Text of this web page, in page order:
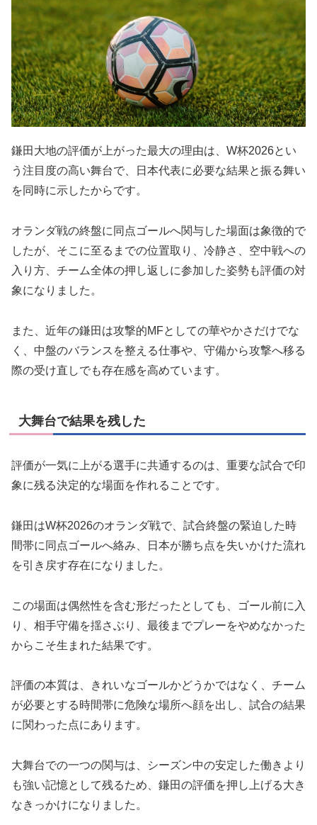
鎌田大地の評価が上がった最大の理由は、W杯2026とい
う注目度の高い舞台で、日本代表に必要な結果と振る舞い
を同時に示したからです。
オランダ戦の終盤に同点ゴールへ関与した場面は象徴的で
したが、そこに至るまでの位置取り、冷静さ、空中戦への
入り方、チーム全体の押し返しに参加した姿勢も評価の対
象になりました。
また、近年の鎌田は攻撃的MFとしての華やかさだけでな
く、中盤のバランスを整える仕事や、守備から攻撃へ移る
際の受け直しでも存在感を高めています。
大舞台で結果を残した
評価が一気に上がる選手に共通するのは、重要な試合で印
象に残る決定的な場面を作れることです。
鎌田はW杯2026のオランダ戦で、試合終盤の緊迫した時
間帯に同点ゴールへ絡み、日本が勝ち点を失いかけた流れ
を引き戻す存在になりました。
この場面は偶然性を含む形だったとしても、ゴール前に入
り、相手守備を揺さぶり、最後までプレーをやめなかった
からこそ生まれた結果です。
評価の本質は、きれいなゴールかどうかではなく、チーム
が必要とする時間帯に危険な場所へ顔を出し、試合の結果
に関わった点にあります。
大舞台での一つの関与は、シーズン中の安定した働きより
も強い記憶として残るため、鎌田の評価を押し上げる大き
なきっかけになりました。